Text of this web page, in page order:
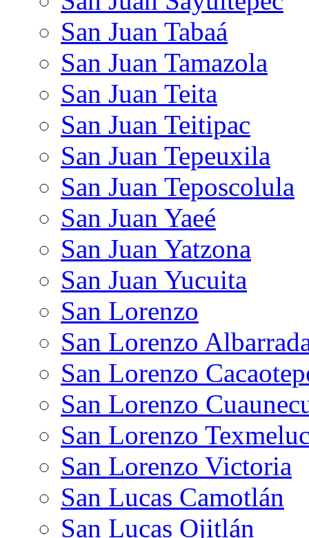
San Juan Tabaá
San Juan Tamazola
San Juan Teita
San Juan Teitipac
San Juan Tepeuxila
San Juan Teposcolula
San Juan Yaeé
San Juan Yatzona
San Juan Yucuita
San Lorenzo
San Lorenzo
San Lorenzo
San Lorenzo
San Lorenzo
San Lorenzo Victoria
San Lucas Camotlán
San Lucas Ojitlán